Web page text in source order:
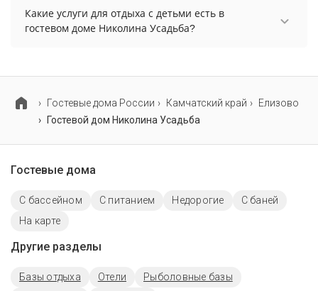
разрешено. Однако, это может оплачиваться
дополнительно.
Какие услуги для отдыха с детьми есть в
гостевом доме Николина Усадьба?
Гостевые дома России
Камчатский край
Елизово
Гостевой дом Николина Усадьба
Гостевые дома
С бассейном С питанием Недорогие
С баней
На карте
Другие разделы
Базы отдыха Отели
Рыболовные базы